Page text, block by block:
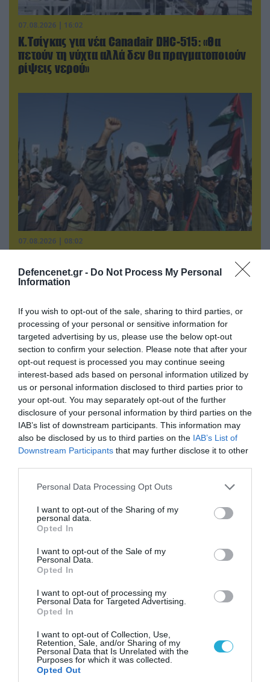
Defencenet.gr - Do Not Process My Personal
Information
If you wish to opt-out of the sale, sharing to third parties, or
processing of your personal or sensitive information for
targeted advertising by us, please use the below opt-out
section to confirm your selection. Please note that after your
opt-out request is processed you may continue seeing
interest-based ads based on personal information utilized by
us or personal information disclosed to third parties prior to
your opt-out. You may separately opt-out of the further
disclosure of your personal information by third parties on the
IAB’s list of downstream participants. This information may
also be disclosed by us to third parties on the IAB’s List of
Downstream Participants that may further disclose it to other
Please note that this website/app uses one or more Google
not limited to your visit or usage behaviour. You may click to
grant or deny consent to Google and its third-party tags to
use your data for below specified purposes in below Google
consent section.
Personal Data Processing Opt Outs
I want to opt-out of the Sharing of my
personal data.
Opted In
I want to opt-out of the Sale of my
Personal Data.
Opted In
I want to opt-out of processing my
Personal Data for Targeted Advertising.
Opted In
I want to opt-out of Collection, Use,
Retention, Sale, and/or Sharing of my
Personal Data that Is Unrelated with the
Purposes for which it was collected.
Opted Out
07.08.2026 | 16:02
Κ.Τσίγκας για νέα Canadair DHC-515: «Θα
πετούν τη νύχτα αλλά δεν θα πραγματοποιούν
ρίψεις νερού»
07.08.2026 | 08:02
κατά στρατιωτικών δυνάμεων στην Υεμένη –
Πλήγματα & στη Σαουδική Αραβία!
07.08.2026 | 08:02
Οι ρωσικές δυνάμεις απέχουν μόλις 5 χλμ.
από Σλαβιάνσκ και Κραματόρσκ στο Ντονέτσκ
07.08.2026 | 18:02
«Κεραυνοί» της ρωσικής Βοστόκ κατέκαψαν